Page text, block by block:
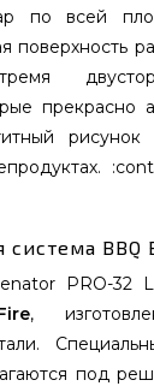
по всей
поверхность
прекрасно
система BBQ
PRO-32
,
под